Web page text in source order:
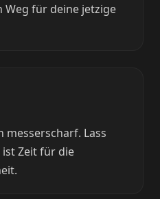
Weg für deine jetzige
messerscharf. Lass
ist Zeit für die